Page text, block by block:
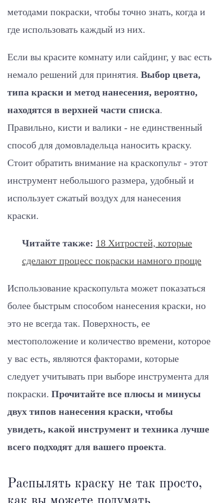
методами покраски, чтобы точно знать, когда и
где использовать каждый из них.
Если вы красите комнату или сайдинг, у вас есть
немало решений для принятия. Выбор цвета,
типа краски и метод нанесения, вероятно,
находятся в верхней части списка.
Правильно, кисти и валики - не единственный
способ для домовладельца наносить краску.
Стоит обратить внимание на краскопульт - этот
инструмент небольшого размера, удобный и
использует сжатый воздух для нанесения
краски.
Читайте также: 18 Хитростей, которые
сделают процесс покраски намного проще
Использование краскопульта может показаться
более быстрым способом нанесения краски, но
это не всегда так. Поверхность, ее
местоположение и количество времени, которое
у вас есть, являются факторами, которые
следует учитывать при выборе инструмента для
покраски. Прочитайте все плюсы и минусы
двух типов нанесения краски, чтобы
увидеть, какой инструмент и техника лучше
всего подходят для вашего проекта.
Распылять краску не так просто,